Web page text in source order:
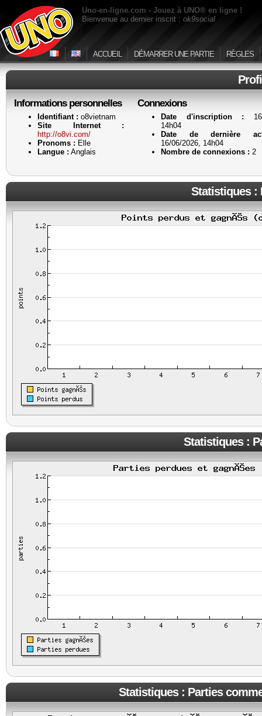
Uno-en-ligne.com - Jouez à UNO® en ligne !
Bienvenue au dernier inscrit : ok9social
ACCUEIL DÉMARRER UNE PARTIE RÈGLES
Informations personnelles
Identifiant : o8vietnam
Site Internet :
http://o8vi.com/
Pronoms : Elle
Langue : Anglais
Connexions
Date d'inscription : 16/
14h04
Date de dernière
16/06/2026, 14h04
Nombre de connexions : 2
Statistiques :
Statistiques :
Statistiques : Parties